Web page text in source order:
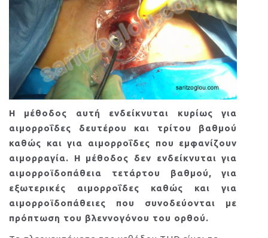
Η μέθοδος αυτή ενδείκνυται κυρίως για
αιμορροΐδες δευτέρου και τρίτου βαθμού
καθώς και για αιμορροΐδες που εμφανίζουν
αιμορραγία. Η μέθοδος δεν ενδείκνυται για
αιμορροϊδοπάθεια τετάρτου βαθμού, για
εξωτερικές αιμορροΐδες καθώς και για
αιμορροϊδοπάθειες που συνοδεύονται με
πρόπτωση του βλεννογόνου του ορθού.